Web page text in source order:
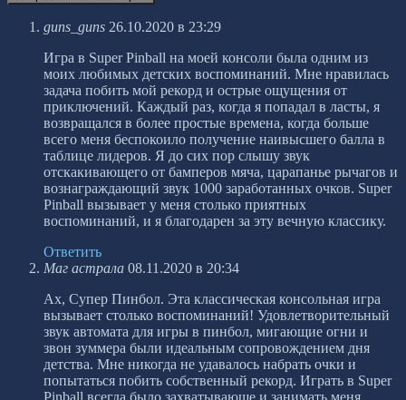
guns_guns 26.10.2020 в 23:29
Игра в Super Pinball на моей консоли была одним из
моих любимых детских воспоминаний. Мне нравилась
задача побить мой рекорд и острые ощущения от
приключений. Каждый раз, когда я попадал в ласты, я
возвращался в более простые времена, когда больше
всего меня беспокоило получение наивысшего балла в
таблице лидеров. Я до сих пор слышу звук
отскакивающего от бамперов мяча, царапанье рычагов и
вознаграждающий звук 1000 заработанных очков. Super
Pinball вызывает у меня столько приятных
воспоминаний, и я благодарен за эту вечную классику.
Ответить
Маг астрала 08.11.2020 в 20:34
Ах, Супер Пинбол. Эта классическая консольная игра
вызывает столько воспоминаний! Удовлетворительный
звук автомата для игры в пинбол, мигающие огни и
звон зуммера были идеальным сопровождением дня
детства. Мне никогда не удавалось набрать очки и
попытаться побить собственный рекорд. Играть в Super
Pinball всегда было захватывающе и занимать меня